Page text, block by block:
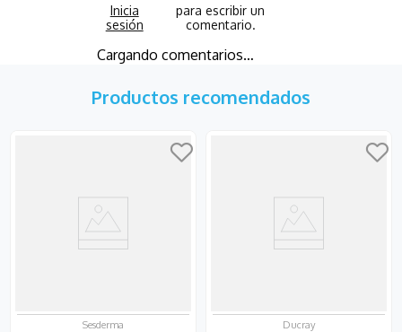
Cargando comentarios…
Productos recomendados
Sesderma Ducray